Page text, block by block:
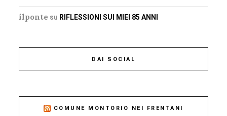
ilponte su RIFLESSIONI SUI MIEI 85 ANNI
DAI SOCIAL
COMUNE MONTORIO NEI FRENTANI